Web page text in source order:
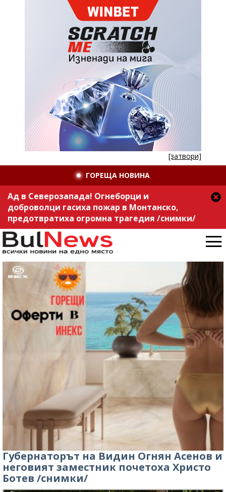
[затвори]
ГОРЕЩА НОВИНА
Ад в Северозапада! Огнеборци и
доброволци гасиха пожар в Монтанско,
предотвратиха огромна трагедия /снимки/
Губернаторът на Видин Огнян Асенов и
неговият заместник почетоха Христо
Ботев /снимки/